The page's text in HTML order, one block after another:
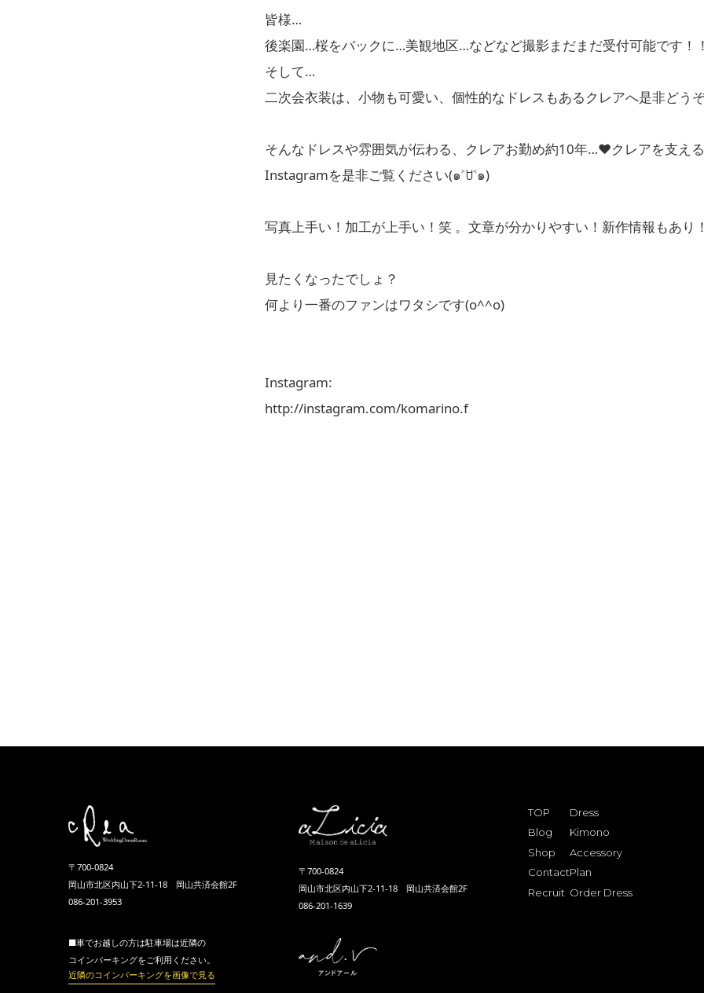
皆様…
後楽園…桜をバックに…美観地区…などなど撮影まだまだ受付可能です！
そして…
二次会衣装は、小物も可愛い、個性的なドレスもあるクレアへ是非どう
そんなドレスや雰囲気が伝わる、クレアお勤め約10年…❤︎クレアを支え
Instagramを是非ご覧ください(๑˃ꇴ˂๑)
写真上手い！加工が上手い！笑 。文章が分かりやすい！新作情報もあり
見たくなったでしょ？
何より一番のファンはワタシです(o^^o)
Instagram:
http://instagram.com/komarino.f
〒700-0824
岡山市北区内山下2-11-18 岡山共済会館2F
086-201-3953
■車でお越しの方は駐車場は近隣の
コインパーキングをご利用ください。
近隣のコインパーキングを画像で見る
〒700-0824
岡山市北区内山下2-11-18 岡山共済会館2F
086-201-1639
TOP
Blog
Shop
Contact
Recruit
Dress
Kimono
Accessory
Plan
Order Dress